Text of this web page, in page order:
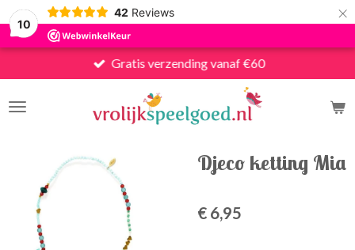
10
42 Reviews ×
Gratis verzending vanaf €60
Djeco ketting Mia
€ 6,95